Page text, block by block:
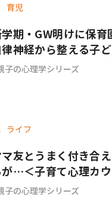
#ベビーニュー
育児
期・GW明けに保
律神経から整える子
子の心理学シリーズ
ライフ
友とうまく付き合
…＜子育て心理カ
子の心理学シリーズ